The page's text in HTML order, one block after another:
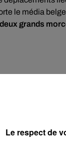
le média
grands
Le respect de